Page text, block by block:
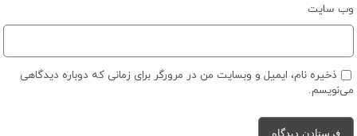
وب‌ سایت
ذخیره نام، ایمیل و وبسایت من در مرورگر برای زمانی که دوباره دیدگاهی
می‌نویسم.